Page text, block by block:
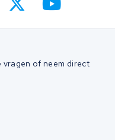
vragen of neem direct